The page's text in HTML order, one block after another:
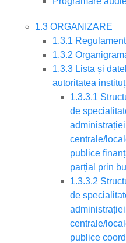
1.3 ORGANIZARE
1.3.1
1.3.2
1.3.3 Lista și
autoritatea
1.3.3.1
de
centrale/
publice
parțial prin
1.3.3.2
de
centrale/
publice